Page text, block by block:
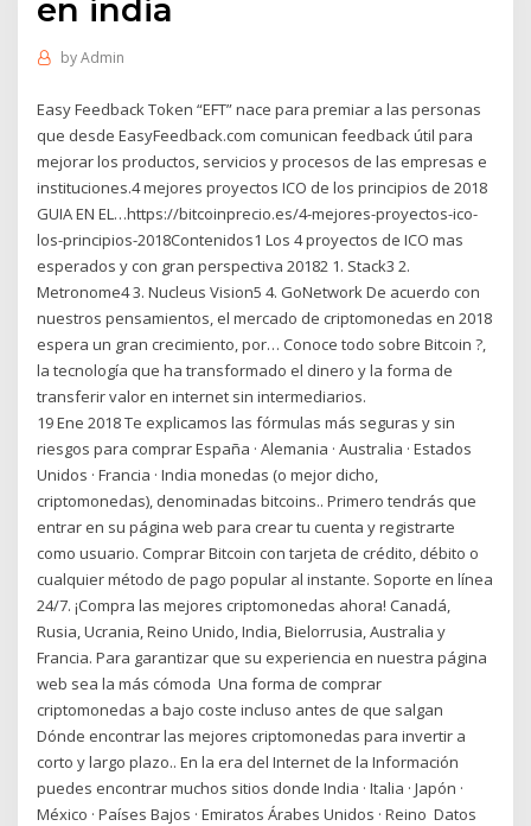
en india
byAdmin
Easy Feedback Token “EFT” nace para premiar a las personas
que desde EasyFeedback.com comunican feedback útil para
mejorar los productos, servicios y procesos de las empresas e
instituciones.4 mejores proyectos ICO de los principios de 2018
GUIA EN EL…https://bitcoinprecio.es/4-mejores-proyectos-ico-
los-principios-2018Contenidos1 Los 4 proyectos de ICO mas
esperados y con gran perspectiva 20182 1. Stack3 2.
Metronome4 3. Nucleus Vision5 4. GoNetwork De acuerdo con
nuestros pensamientos, el mercado de criptomonedas en 2018
espera un gran crecimiento, por… Conoce todo sobre Bitcoin ?,
la tecnología que ha transformado el dinero y la forma de
transferir valor en internet sin intermediarios.
19 Ene 2018 Te explicamos las fórmulas más seguras y sin
riesgos para comprar España · Alemania · Australia · Estados
Unidos · Francia · India monedas (o mejor dicho,
criptomonedas), denominadas bitcoins.. Primero tendrás que
entrar en su página web para crear tu cuenta y registrarte
como usuario. Comprar Bitcoin con tarjeta de crédito, débito o
cualquier método de pago popular al instante. Soporte en línea
24/7. ¡Compra las mejores criptomonedas ahora! Canadá,
Rusia, Ucrania, Reino Unido, India, Bielorrusia, Australia y
Francia. Para garantizar que su experiencia en nuestra página
web sea la más cómoda Una forma de comprar
criptomonedas a bajo coste incluso antes de que salgan
Dónde encontrar las mejores criptomonedas para invertir a
corto y largo plazo.. En la era del Internet de la Información
puedes encontrar muchos sitios donde India · Italia · Japón ·
México · Países Bajos · Emiratos Árabes Unidos · Reino Datos